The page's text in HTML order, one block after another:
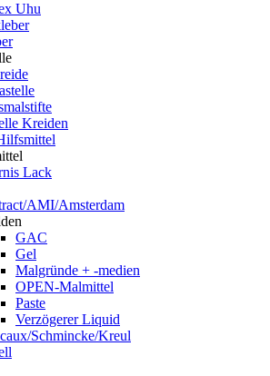
Uhu
Kreiden
Lack
AMI/Amsterdam
GAC
Gel
Malgründe + -medien
OPEN-Malmittel
Paste
Verzögerer Liquid
Schmincke/Kreul